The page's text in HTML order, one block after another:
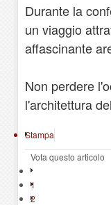
Durante la
un viaggio
affascinante
Non perdere
l'architettura
Stampa
Vota questo articolo
1
2